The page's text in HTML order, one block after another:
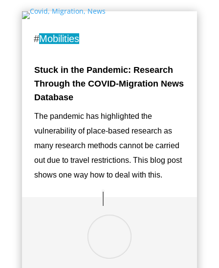
#Mobilities
Stuck in the Pandemic: Research
Through the COVID-Migration News
Database
The pandemic has highlighted the
vulnerability of place-based research as
many research methods cannot be carried
out due to travel restrictions. This blog post
shows one way how to deal with this.